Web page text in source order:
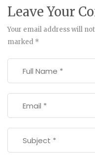
Leave Your
Your email address will
marked *